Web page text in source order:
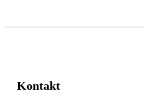
Kontakt